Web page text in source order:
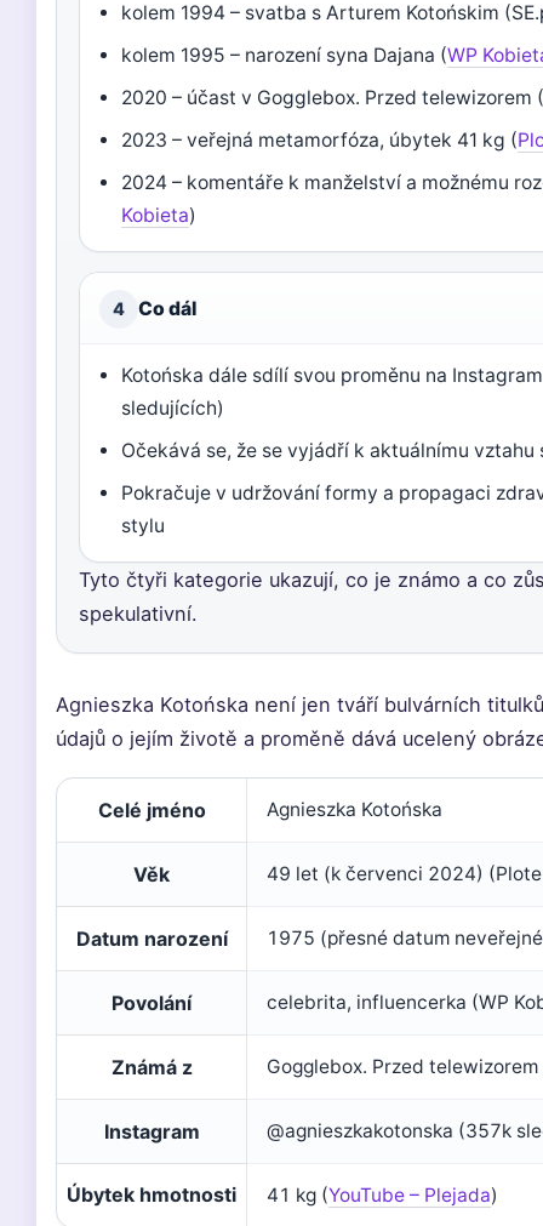
kolem 1994 – svatba s Arturem Kotońskim
kolem 1995 – narození syna Dajana (WP
2020 – účast v Gogglebox. Przed telewizorem
2023 – veřejná metamorfóza, úbytek 41 kg (
2024 – komentáře k manželství a možnému
Kobieta)
4 Co dál
Kotońska dále sdílí svou proměnu na
sledujících)
Očekává se, že se vyjádří k aktuálnímu vztahu
Pokračuje v udržování formy a propagaci
stylu
Tyto čtyři kategorie ukazují, co je známo a co
spekulativní.
Agnieszka Kotońska není jen tváří bulvárních
údajů o jejím životě a proměně dává ucelený
Celé jméno Agnieszka Kotońska
Věk 49 let (k červenci 2024)
Datum narození 1975 (přesné datum
Povolání celebrita, influencerka (WP
Známá z Gogglebox. Przed telewizorem
Instagram @agnieszkakotonska (357k
Úbytek hmotnosti 41 kg (YouTube – Plejada)